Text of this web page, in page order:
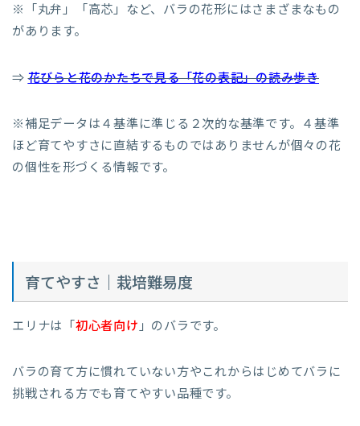
※「丸弁」「高芯」など、バラの花形にはさまざまなもの
があります。
⇒花びらと花のかたちで見る「花の表記」の読み歩き
※補足データは４基準に準じる２次的な基準です。４基準
ほど育てやすさに直結するものではありませんが個々の花
の個性を形づくる情報です。
育てやすさ｜栽培難易度
エリナは「初心者向け」のバラです。
バラの育て方に慣れていない方やこれからはじめてバラに
挑戦される方でも育てやすい品種です。